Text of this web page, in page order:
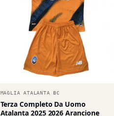
MAGLIA ATALANTA BC
Terza Completo Da Uomo
Atalanta 2025 2026 Arancione